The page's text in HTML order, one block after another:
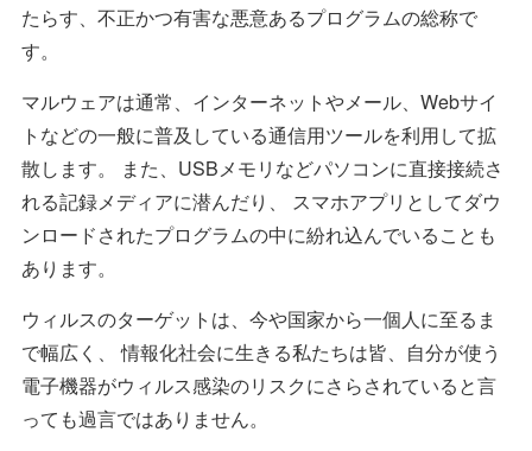
たらす、不正かつ有害な悪意あるプログラムの総称で
す。
マルウェアは通常、インターネットやメール、Webサイ
トなどの一般に普及している通信用ツールを利用して拡
散します。 また、USBメモリなどパソコンに直接接続さ
れる記録メディアに潜んだり、 スマホアプリとしてダウ
ンロードされたプログラムの中に紛れ込んでいることも
あります。
ウィルスのターゲットは、今や国家から一個人に至るま
で幅広く、 情報化社会に生きる私たちは皆、自分が使う
電子機器がウィルス感染のリスクにさらされていると言
っても過言ではありません。